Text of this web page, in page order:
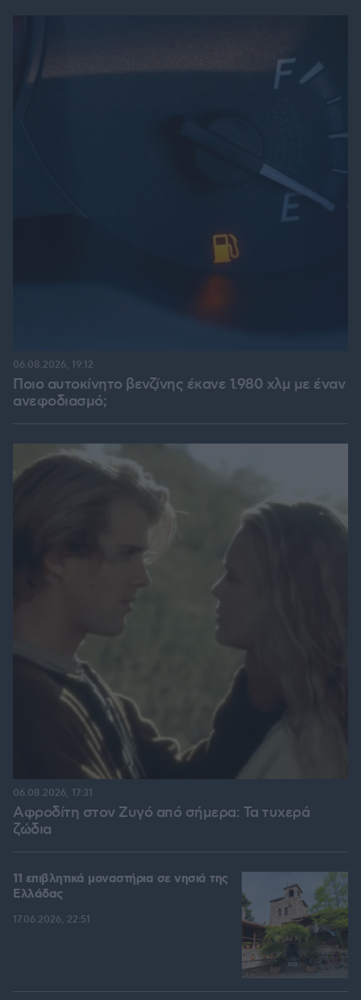
Ποιο αυτοκίνητο βενζίνης έκανε 1.980 χλμ με έναν
ανεφοδιασμό;
06.08.2026, 19:12
Αφροδίτη στον Ζυγό από σήμερα: Τα τυχερά
ζώδια
06.08.2026, 17:31
11 επιβλητικά μοναστήρια σε νησιά της
Ελλάδας
17.06.2026, 22:51